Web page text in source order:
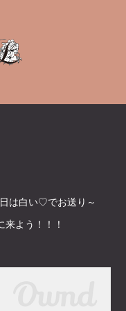
は白い♡でお送り～
よう！！！